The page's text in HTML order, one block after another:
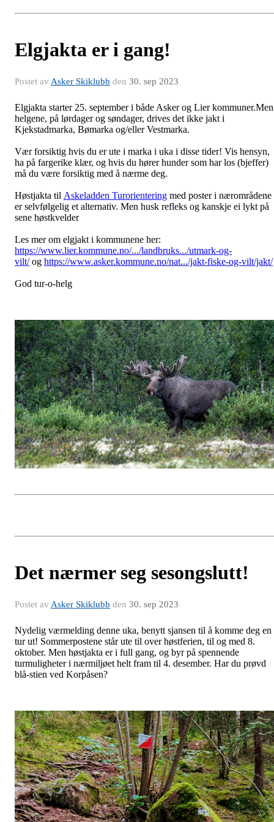
Elgjakta er i gang!
Postet av Asker Skiklubb den 30. sep 2023
Elgjakta starter 25. september i både Asker og Lier
helgene, på lørdager og søndager, drives det ikke jakt i
Kjekstadmarka, Bømarka og/eller Vestmarka.
Vær forsiktig hvis du er ute i marka i uka i disse tider! Vis hensyn,
ha på fargerike klær, og hvis du hører hunder som har los (bjeffer)
må du være forsiktig med å nærme deg.
Høstjakta til Askeladden Turorientering med poster i nærområdene
er selvfølgelig et alternativ. Men husk refleks og kanskje ei lykt på
sene høstkvelder
Les mer om elgjakt i kommunene her:
https://www.lier.kommune.no/.../landbruks.../utmark-og-
vilt/og https://www.asker.kommune.no/nat.../jakt-fiske-og-vilt/jakt/
God tur-o-helg
Det nærmer seg sesongslutt!
Postet av Asker Skiklubb den 30. sep 2023
Nydelig værmelding denne uka, benytt sjansen til å komme deg en
tur ut! Sommerpostene står ute til over høstferien, til og med 8.
oktober. Men høstjakta er i full gang, og byr på spennende
turmuligheter i nærmiljøet helt fram til 4. desember. Har du prøvd
blå-stien ved Korpåsen?